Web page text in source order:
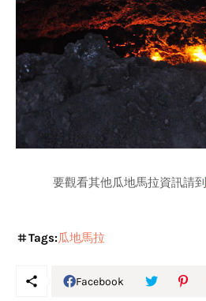
要觀看其他瓜地馬拉資訊請到
Tags:瓜地馬拉
Facebook